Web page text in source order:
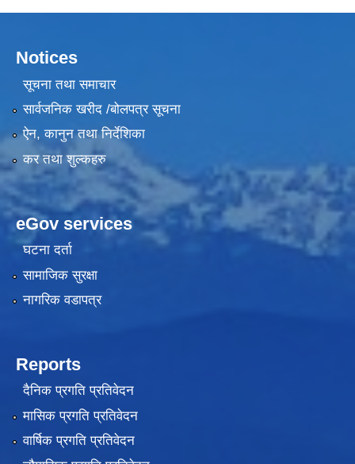
Notices
सूचना तथा समाचार
सार्वजनिक खरीद /बोलपत्र सूचना
ऐन, कानुन तथा निर्देशिका
कर तथा शुल्कहरु
eGov services
घटना दर्ता
सामाजिक सुरक्षा
नागरिक वडापत्र
Reports
दैनिक प्रगति प्रतिवेदन
मासिक प्रगति प्रतिवेदन
वार्षिक प्रगति प्रतिवेदन